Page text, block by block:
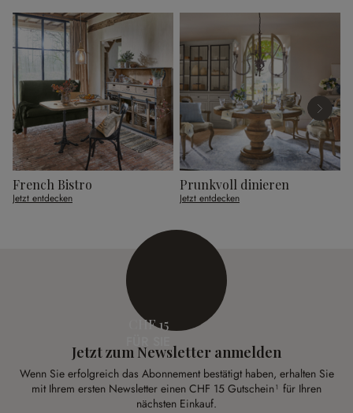
French Bistro
Jetzt entdecken
Prunkvoll dinieren
Jetzt entdecken
CHF 15
Jetzt zum Newsletter anmelden
Wenn Sie erfolgreich das Abonnement bestätigt haben, erhalten Sie
mit Ihrem ersten Newsletter einen CHF 15 Gutschein¹ für Ihren
nächsten Einkauf.